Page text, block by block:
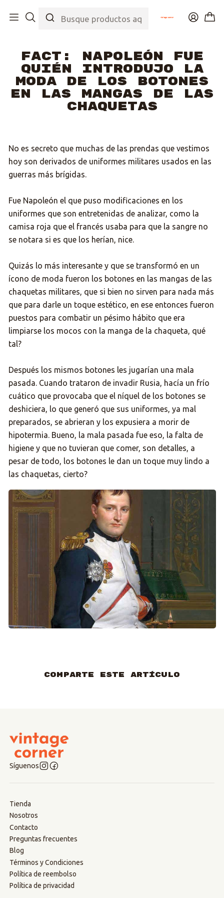
Fact: Napoleón fue quién introdujo la moda de los botones en
las mangas de las chaquetas
Fact: Napoleón fue
quién introdujo la
moda de los botones
en las mangas de las
chaquetas
No es secreto que muchas de las prendas que vestimos
hoy son derivados de uniformes militares usados en las
guerras más brígidas.
Fue Napoleón el que puso modificaciones en los
uniformes que son entretenidas de analizar, como la
camisa roja que el francés usaba para que la sangre no
se notara si es que los herían, nice.
Quizás lo más interesante y que se transformó en un
ícono de moda fueron los botones en las mangas de las
chaquetas militares, que si bien no sirven para nada más
que para darle un toque estético, en ese entonces fueron
puestos para combatir un pésimo hábito que era
limpiarse los mocos con la manga de la chaqueta, qué
tal?
Después los mismos botones les jugarían una mala
pasada. Cuando trataron de invadir Rusia, hacía un frío
cuático que provocaba que el níquel de los botones se
deshiciera, lo que generó que sus uniformes, ya mal
preparados, se abrieran y los expusiera a morir de
hipotermia. Bueno, la mala pasada fue eso, la falta de
higiene y que no tuvieran que comer, son detalles, a
pesar de todo, los botones le dan un toque muy lindo a
las chaquetas, cierto?
Comparte este artículo
Síguenos
Tienda
Nosotros
Contacto
Preguntas frecuentes
Blog
Términos y Condiciones
Política de reembolso
Política de privacidad